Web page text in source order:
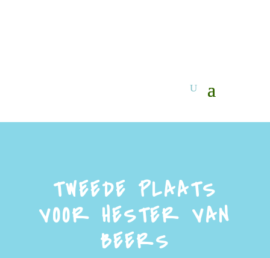
TWEEDE PLAATS
VOOR HESTER VAN
BEERS